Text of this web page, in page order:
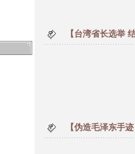
【台湾省长选举
【伪造毛泽东手